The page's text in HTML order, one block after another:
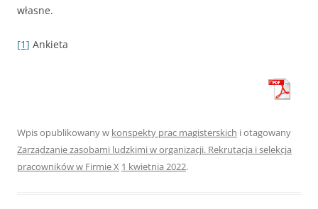
własne.
[1] Ankieta
Wpis opublikowany w konspekty prac magisterskich i otagowany
Zarządzanie zasobami ludzkimi w organizacji. Rekrutacja i selekcja
pracowników w Firmie X 1 kwietnia 2022.